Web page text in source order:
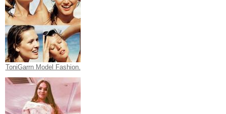
ToniGarrn Model Fashion.